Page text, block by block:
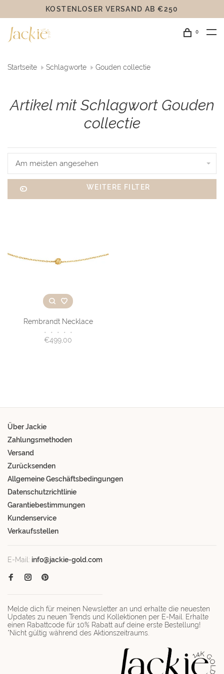
KOSTENLOSER VERSAND AB €250
0
Startseite Schlagworte Gouden collectie
Artikel mit Schlagwort Gouden
collectie
Am meisten angesehen
WEITERE FILTER
Rembrandt Necklace
• • • • •
€499,00
Über Jackie
Zahlungsmethoden
Versand
Zurücksenden
Allgemeine Geschäftsbedingungen
Datenschutzrichtlinie
Garantiebestimmungen
Kundenservice
Verkaufsstellen
E-Mail: info@jackie-gold.com
Melde dich für meinen Newsletter an und erhalte die neuesten
Updates zu neuen Trends und Kollektionen per E-Mail. Erhalte
einen Rabattcode für 10% Rabatt auf deine erste Bestellung!
*Nicht gültig während des Aktionszeitraums.